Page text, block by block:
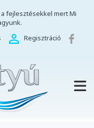
fejlesztésekkel mert Mi
Regisztráció